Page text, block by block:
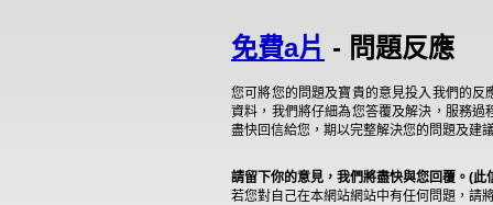
免費a片 - 問題反應
您可將您的問題及寶貴的意見投入我們的
資料，我們將仔細為您答覆及解決，服務
盡快回信給您，期以完整解決您的問題及建
請留下你的意見，我們將盡快與您回覆。(此
若您對自己在本網站網站中有任何問題，請